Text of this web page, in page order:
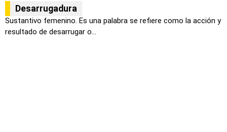
Desarrugadura
Sustantivo femenino. Es una palabra se refiere como la acción y
resultado de desarrugar o...